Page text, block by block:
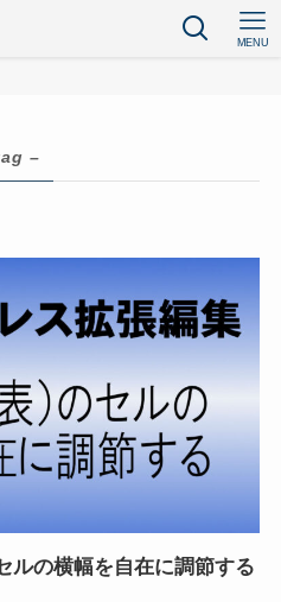
MENU
–
ルの横幅を自在に調節する